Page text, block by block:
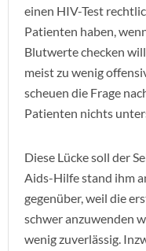
einen HIV-Test
Patienten haben,
Blutwerte checken
meist zu wenig
scheuen die Frage
Patienten nichts
Diese Lücke soll der
Aids-Hilfe stand ihm
gegenüber, weil die
schwer anzuwenden
wenig zuverlässig.